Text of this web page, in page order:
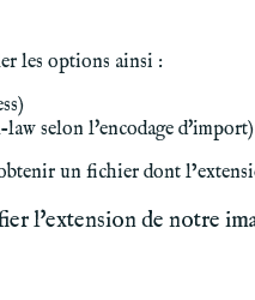
les options ainsi :
selon l'encodage d'import)
un fichier dont
l'extension de notre